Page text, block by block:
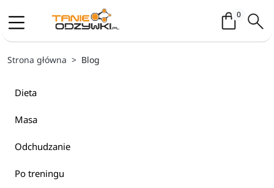
0Koszyk /
Strona główna Blog
Dieta
Masa
Odchudzanie
Po treningu